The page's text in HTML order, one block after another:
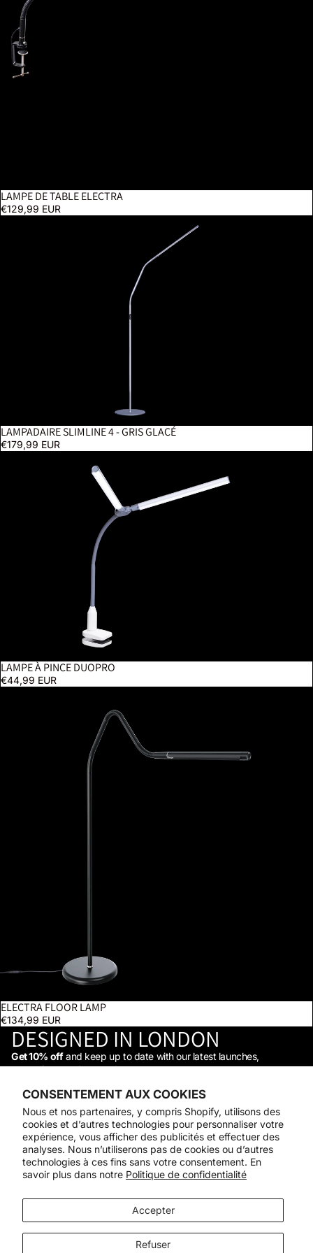
CONSENTEMENT AUX COOKIES
Nous et nos partenaires, y compris Shopify, utilisons des
cookies et d’autres technologies pour personnaliser votre
expérience, vous afficher des publicités et effectuer des
analyses. Nous n’utiliserons pas de cookies ou d’autres
technologies à ces fins sans votre consentement. En
savoir plus dans notre Politique de confidentialité
Accepter
Refuser
LAMPE DE TABLE ELECTRA
€129,99 EUR
LAMPADAIRE SLIMLINE 4 - GRIS GLACÉ
€179,99 EUR
LAMPE À PINCE DUOPRO
€44,99 EUR
BESTSELLER
ELECTRA FLOOR LAMP
€134,99 EUR
DESIGNED IN LONDON
Get 10% offand keep up to date with our latest launches,
promotions, and so much more →
FacebookInstagramYoutubeTiktokLinkedin
Shop
Support
Daylight
© 2026Daylight Company
Moyens de paiement